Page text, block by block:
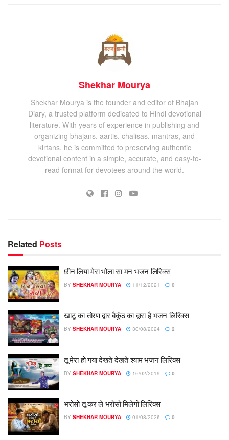
Shekhar Mourya
Shekhar Mourya is the founder and editor of Bhajan
Diary, a trusted platform dedicated to Hindi devotional
literature. With years of experience in publishing and
organizing bhajans, aartis, chalisas, mantras, and
kirtans, he is committed to preserving authentic
devotional content in a simple, accurate, and easy-to-
read format for devotees around the world.
Related Posts
छीन लिया मेरा भोला सा मन भजन लिरिक्स
BY SHEKHAR MOURYA 11/12/2021 0
खाटू का तोरण द्वार बैकुंठ का द्वारा है भजन लिरिक्स
BY SHEKHAR MOURYA 30/08/2024 2
तू मेरा हो गया देखते देखते श्याम भजन लिरिक्स
BY SHEKHAR MOURYA 16/02/2019 0
भरोसो तू कर ले भरोसो मिलेगो लिरिक्स
BY SHEKHAR MOURYA 01/08/2026 0